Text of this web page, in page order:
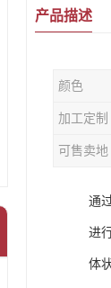
产品描述
颜色
加工定制
可售卖地
通
进
体